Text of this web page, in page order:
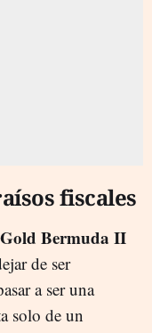
fiscales
Bermuda II
de ser
a ser una
solo de un